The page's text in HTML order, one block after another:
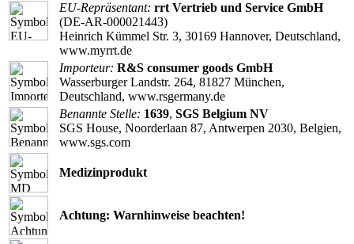
EU-Repräsentant: rrt Vertrieb und Service GmbH
(DE-AR-000021443)
Heinrich Kümmel Str. 3, 30169 Hannover, Deutschland,
www.myrrt.de
Importeur: R&S consumer goods GmbH
Wasserburger Landstr. 264, 81827 München,
Deutschland, www.rsgermany.de
Benannte Stelle: 1639, SGS Belgium NV
SGS House, Noorderlaan 87, Antwerpen 2030, Belgien,
www.sgs.com
Medizinprodukt
Achtung: Warnhinweise beachten!